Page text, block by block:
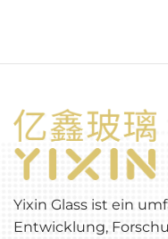
Yixin Glass ist ein
Entwicklung,